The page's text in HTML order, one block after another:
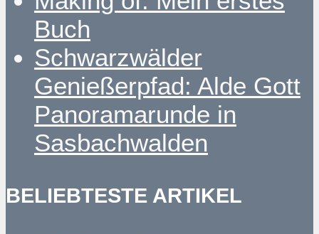
Buch
Schwarzwälder
Genießerpfad: Alde Gott
Panoramarunde in
Sasbachwalden
BELIEBTESTE ARTIKEL